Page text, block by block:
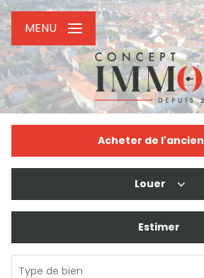
MENU
Acheter de l'ancien
De l'immo pro
Louer
De l'immo pro
Estimer
Type de bien